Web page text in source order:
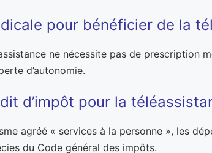
pour bénéficier de la
ne nécessite pas de prescription
d’autonomie.
d’impôt pour la
agréé « services à la personne », les
du Code général des impôts.